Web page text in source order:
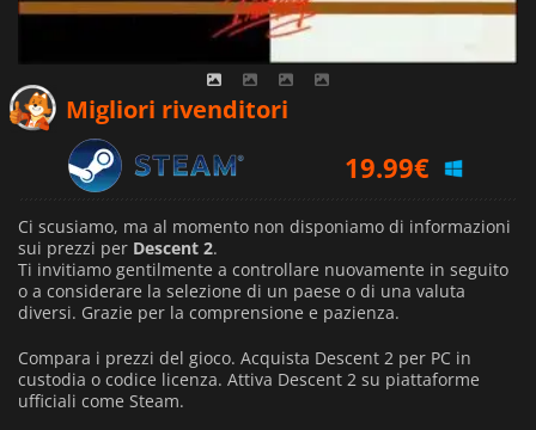
Migliori rivenditori
19.99€
Ci scusiamo, ma al momento non disponiamo di informazioni
sui prezzi per Descent 2.
Ti invitiamo gentilmente a controllare nuovamente in seguito
o a considerare la selezione di un paese o di una valuta
diversi. Grazie per la comprensione e pazienza.
Compara i prezzi del gioco. Acquista Descent 2 per PC in
custodia o codice licenza. Attiva Descent 2 su piattaforme
ufficiali come Steam.